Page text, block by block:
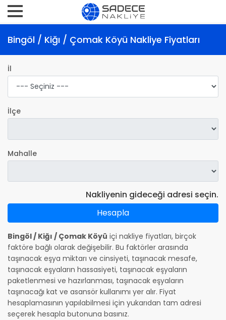
Bingöl / Kiğı / Çomak Köyü Nakliye Fiyatları
İl
İlçe
Mahalle
Nakliyenin gideceği adresi seçin.
Hesapla
Bingöl / Kiğı / Çomak Köyü içi nakliye fiyatları, birçok
faktöre bağlı olarak değişebilir. Bu faktörler arasında
taşınacak eşya miktarı ve cinsiyeti, taşınacak mesafe,
taşınacak eşyaların hassasiyeti, taşınacak eşyaların
paketlenmesi ve hazırlanması, taşınacak eşyaların
taşınacağı kat ve asansör kullanımı yer alır. Fiyat
hesaplamasının yapılabilmesi için yukarıdan tam adresi
seçerek hesapla butonuna basınız.